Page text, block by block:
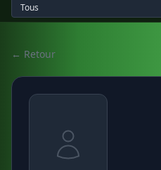
← Retour